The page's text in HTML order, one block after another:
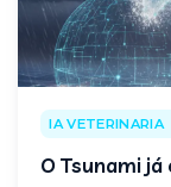
IA VETERINARIA
O Tsunami